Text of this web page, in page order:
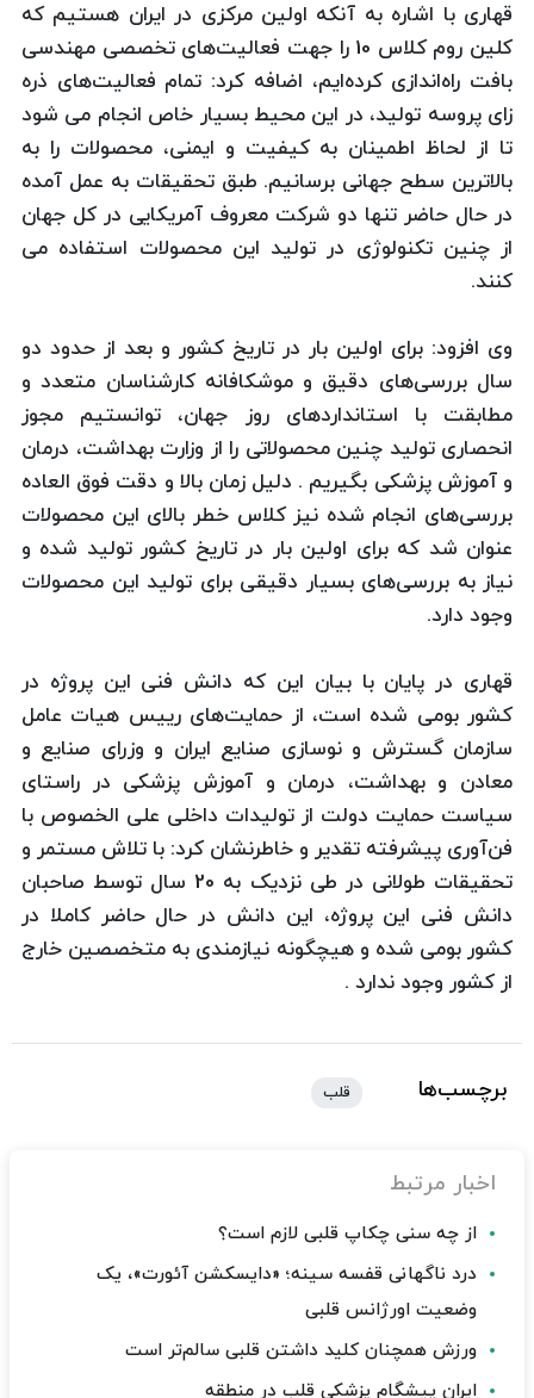
قهاری با اشاره به آنكه ‌اولین مرکزی در ایران هستیم كه
کلین روم کلاس 10 را جهت فعالیت‌های تخصصی مهندسی
بافت راه‌اندازی كرده‌ایم، اضافه كرد: تمام فعالیت‌های ذره
زای پروسه تولید، در این محیط بسیار خاص انجام می شود
تا از لحاظ اطمینان به کیفیت و ایمنی، محصولات را به
بالاترین سطح جهانی برسانیم. طبق تحقیقات به عمل آمده
در حال حاضر تنها دو شركت معروف آمریکایی در کل جهان
از چنین تکنولوژی در تولید این محصولات استفاده می
کنند.
وی افزود: برای اولین بار در تاریخ كشور و بعد از حدود دو
سال بررسی‌های دقیق و موشکافانه کارشناسان متعدد و
مطابقت با استانداردهای روز جهان، توانستیم مجوز
انحصاری تولید چنین محصولاتی را از وزارت بهداشت، درمان
و آموزش پزشكی بگیریم . دلیل زمان بالا و دقت فوق العاده
بررسی‌های انجام شده نیز کلاس خطر بالای این محصولات
عنوان شد که برای اولین بار در تاریخ کشور تولید شده و
نیاز به بررسی‌های بسیار دقیقی برای تولید این محصولات
وجود دارد.
قهاری در پایان با بیان این كه دانش فنی این پروژه در
كشور بومی شده است، از حمایت‌های رییس هیات عامل
سازمان گسترش و نوسازی صنایع ایران و وزرای صنایع و
معادن و بهداشت، درمان و آموزش پزشکی در راستای
سیاست حمایت دولت از تولیدات داخلی علی الخصوص با
فن‌آوری پیشرفته تقدیر و خاطرنشان كرد: با تلاش مستمر و
تحقیقات طولانی در طی نزدیک به 20 سال توسط صاحبان
دانش فنی این پروژه، این دانش در حال حاضر كاملا در
كشور بومی شده و هیچگونه نیازمندی به متخصصین خارج
از کشور وجود ندارد .
برچسب‌ها قلب
اخبار مرتبط
از چه سنی چکاپ قلبی لازم است؟
درد ناگهانی قفسه سینه؛ «دایسکشن آئورت»، یک
وضعیت اورژانس قلبی
ورزش همچنان کلید داشتن قلبی سالم‌تر است
ایران پیشگام پزشکی قلب در منطقه